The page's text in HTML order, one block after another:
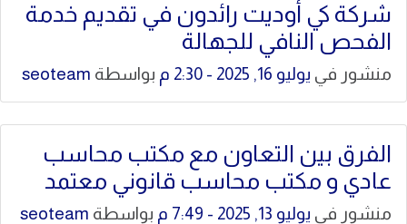
شركة كي أوديت رائدون في تقديم خدمة
الفحص النافي للجهالة
منشور في يوليو 16, 2025 - 2:30 م بواسطة seoteam
الفرق بين التعاون مع مكتب محاسب
عادي و مكتب محاسب قانوني معتمد
منشور في يوليو 13, 2025 - 7:49 م بواسطة seoteam